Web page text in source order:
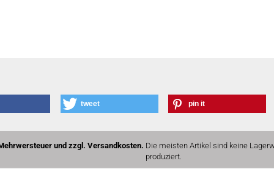
tweet pin it
und zzgl. Versandkosten. Die meisten Artikel sind keine
produziert.